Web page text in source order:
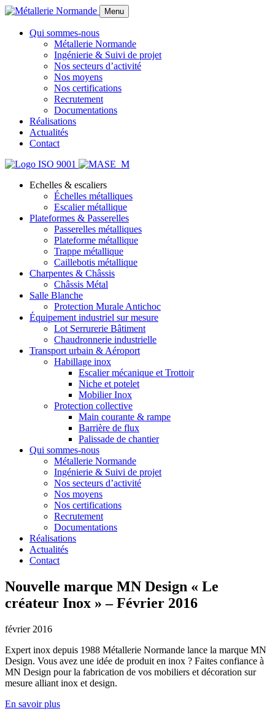
Menu
Qui sommes-nous
Métallerie Normande
Ingénierie & Suivi de projet
Nos secteurs d’activité
Nos moyens
Nos certifications
Recrutement
Documentations
Réalisations
Actualités
Contact
Echelles & escaliers
Échelles métalliques
Escalier métallique
Plateformes & Passerelles
Passerelles métalliques
Plateforme métallique
Trappe métallique
Caillebotis métallique
Charpentes & Châssis
Châssis Métal
Salle Blanche
Protection Murale Antichoc
Équipement industriel sur mesure
Lot Serrurerie Bâtiment
Chaudronnerie industrielle
Transport urbain & Aéroport
Habillage inox
Escalier mécanique et Trottoir
Niche et potelet
Mobilier Inox
Protection collective
Main courante & rampe
Barrière de flux
Palissade de chantier
Qui sommes-nous
Métallerie Normande
Ingénierie & Suivi de projet
Nos secteurs d’activité
Nos moyens
Nos certifications
Recrutement
Documentations
Réalisations
Actualités
Contact
Nouvelle marque MN Design « Le
créateur Inox » – Février 2016
février 2016
Expert inox depuis 1988 Métallerie Normande lance la marque MN
Design. Vous avez une idée de produit en inox ? Faites confiance à
MN Design pour la fabrication de vos mobiliers et décoration sur
mesure alliant inox et design.
En savoir plus